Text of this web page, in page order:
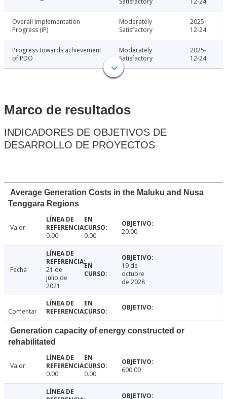
Overall Implementation
Progress (IP)
Moderately
Satisfactory
2025-
12-24
Progress towards achievement
of PDO
Moderately
Satisfactory
2025-
12-24
Marco de resultados
INDICADORES DE OBJETIVOS DE
DESARROLLO DE PROYECTOS
Average Generation Costs in the Maluku and Nusa
Tenggara Regions
Valor
0.00
0.00 20.00
Fecha
21 de
julio de
2021
19 de
octubre
de 2028
Comentar
Generation capacity of energy constructed or
rehabilitated
Valor
0.00
0.00 600.00